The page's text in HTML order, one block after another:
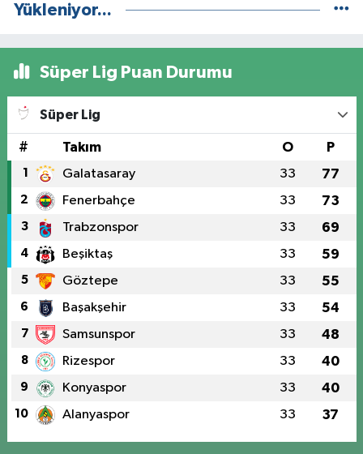
Yükleniyor...
Süper Lig Puan Durumu
Süper Lig
# Takım O P
1 Galatasaray 33 77
2 Fenerbahçe 33 73
3 Trabzonspor 33 69
4 Beşiktaş 33 59
5 Göztepe 33 55
6 Başakşehir 33 54
7 Samsunspor 33 48
8 Rizespor 33 40
9 Konyaspor 33 40
10 Alanyaspor 33 37